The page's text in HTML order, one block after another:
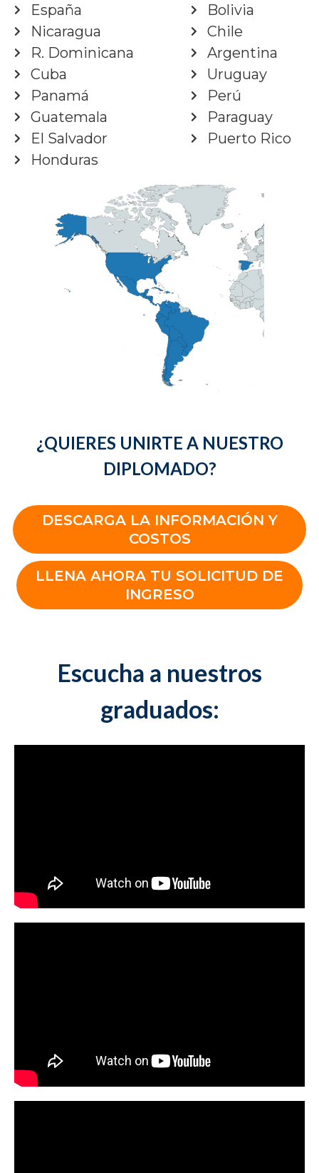
España
Nicaragua
R. Dominicana
Cuba
Panamá
Guatemala
El Salvador
Honduras
Bolivia
Chile
Argentina
Uruguay
Perú
Paraguay
Puerto Rico
¿QUIERES UNIRTE A NUESTRO
DIPLOMADO?
DESCARGA LA INFORMACIÓN Y
COSTOS
LLENA AHORA TU SOLICITUD DE
INGRESO
Escucha a nuestros
graduados: